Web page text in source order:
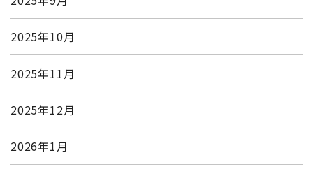
2025年10月
2025年11月
2025年12月
2026年1月